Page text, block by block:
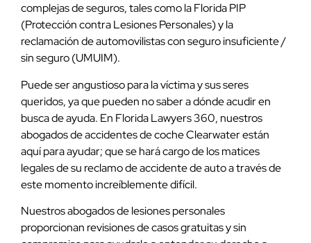
complejas de seguros, tales como la Florida PIP
(Protección contra Lesiones Personales) y la
reclamación de automovilistas con seguro insuficiente /
sin seguro (UMUIM).
Puede ser angustioso para la víctima y sus seres
queridos, ya que pueden no saber a dónde acudir en
busca de ayuda. En Florida Lawyers 360, nuestros
abogados de accidentes de coche Clearwater están
aquí para ayudar; que se hará cargo de los matices
legales de su reclamo de accidente de auto a través de
este momento increíblemente difícil.
Nuestros abogados de lesiones personales
proporcionan revisiones de casos gratuitas y sin